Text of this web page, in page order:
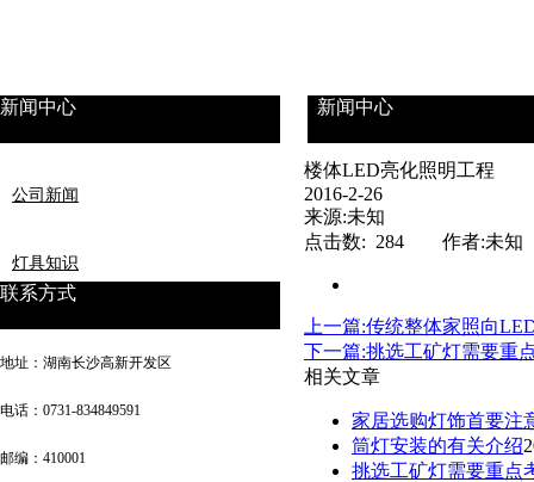
联系方式
公司新闻
灯具知识
新闻中心
地址：湖南长沙高新开发区
电话：0731-834849591
邮编：410001
新闻中心
楼体LED亮化照明工程
2016-2-26
来源:未知
点击数: 284 作者:未知
上一篇:传统整体家照向
下一篇:挑选工矿灯需要重
相关文章
家居选购灯饰首要注
筒灯安装的有关介绍
挑选工矿灯需要重点